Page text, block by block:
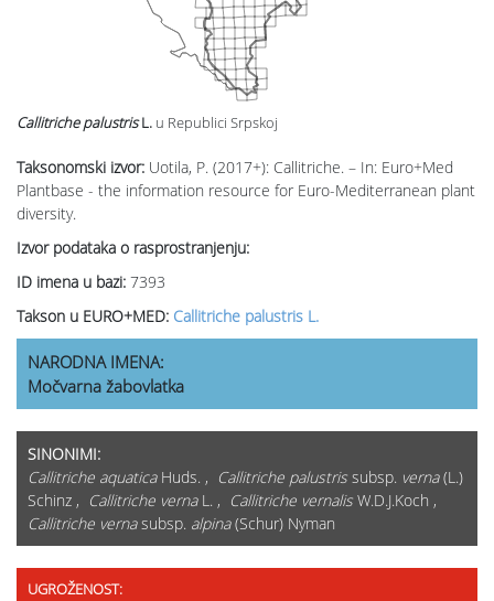
Taksonomski izvor: Uotila, P. (2017+): Callitriche. – In: Euro+Med
Plantbase - the information resource for Euro-Mediterranean plant
diversity.
Izvor podataka o rasprostranjenju:
ID imena u bazi: 7393
Takson u EURO+MED: Callitriche palustris L.
Callitriche palustrisL. u Republici Srpskoj
NARODNA IMENA:
Močvarna žabovlatka
SINONIMI:
Callitriche aquaticaHuds. , Callitriche palustris subsp. verna(L.)
Schinz , Callitriche vernaL. , Callitriche vernalis W.D.J.Koch ,
Callitriche vernasubsp. alpina(Schur) Nyman
UGROŽENOST: